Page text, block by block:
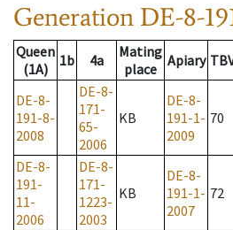
Generation DE-8-
Queen
(1A)
1b 4a
Mating
place Apiary
DE-8-
191-8-
2008
DE-8-
171-
65-
2006
KB
DE-8-
191-1-
2009
70
DE-8-
191-
11-
2006
DE-8-
171-
1223-
2003
KB
DE-8-
191-1-
2007
72